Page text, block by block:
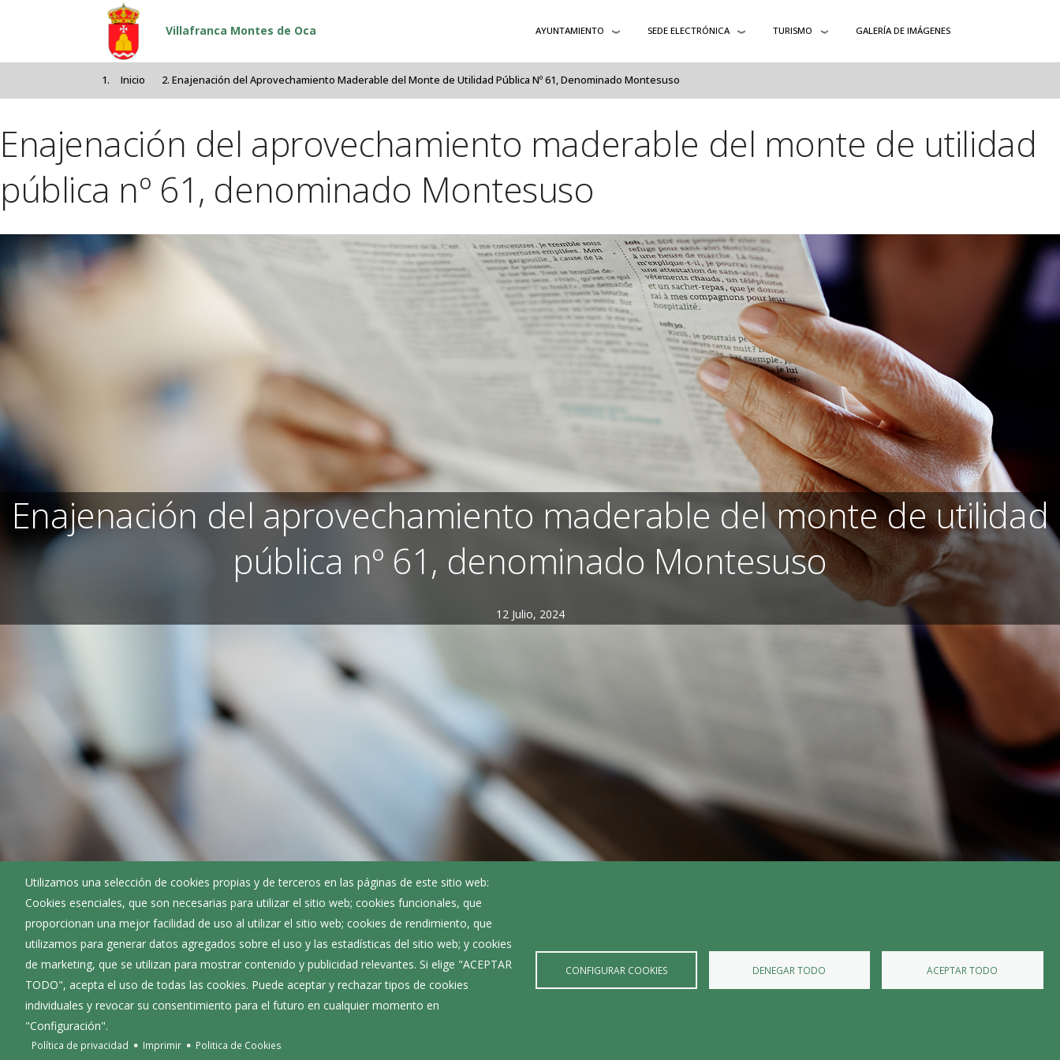
Pasar al contenido principal
Villafranca Montes de Oca AYUNTAMIENTO SEDE ELECTRÓNICA TURISMO GALERÍA DE IMÁGENES
Inicio Enajenación del Aprovechamiento Maderable del Monte de Utilidad Pública Nº 61, Denominado Montesuso
Enajenación del aprovechamiento maderable del monte de utilidad
pública nº 61, denominado Montesuso
Enajenación del aprovechamiento maderable del monte de utilidad
pública nº 61, denominado Montesuso
12 Julio, 2024
Archivos adjuntos ▼
Pliego de Cláusulas Administrativas
Utilizamos una selección de cookies propias y de terceros en las páginas de este sitio web:
Cookies esenciales, que son necesarias para utilizar el sitio web; cookies funcionales, que
proporcionan una mejor facilidad de uso al utilizar el sitio web; cookies de rendimiento, que
utilizamos para generar datos agregados sobre el uso y las estadísticas del sitio web; y cookies
de marketing, que se utilizan para mostrar contenido y publicidad relevantes. Si elige "ACEPTAR
TODO", acepta el uso de todas las cookies. Puede aceptar y rechazar tipos de cookies
individuales y revocar su consentimiento para el futuro en cualquier momento en
"Configuración".
Política de privacidad Imprimir Politica de Cookies
CONFIGURAR COOKIES DENEGAR TODO ACEPTAR TODO